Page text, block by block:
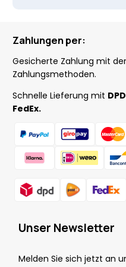
Zahlungen per:
Gesicherte Zahlung mit
Zahlungsmethoden.
Schnelle Lieferung mit
FedEx.
Unser Newsletter
Melden Sie sich jetzt an